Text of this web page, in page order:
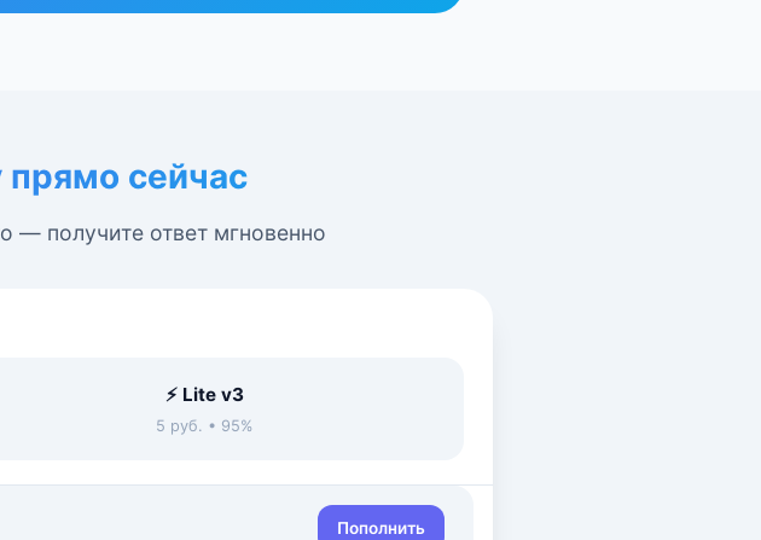
сейчас
— получите ответ мгновенно
⚡ Lite v3
5 руб. • 95%
Пополнить